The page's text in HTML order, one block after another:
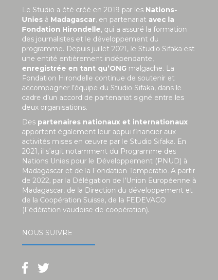
Le Studio a été créé en 2019 par les Nations-
Unies à Madagascar, en partenariat avec la
Fondation Hirondelle, qui a assuré la formation
des journalistes et le développement du
programme. Depuis juillet 2021, le Studio Sifaka est
une entité entièrement indépendante,
enregistrée en tant qu’ONG malgache. La
Fondation Hirondelle continue de soutenir et
accompagner l’équipe du Studio Sifaka, dans le
cadre d’un accord de partenariat signé entre les
deux organisations.
Des partenaires nationaux et internationaux
apportent également leur appui financier aux
activités mises en œuvre par le Studio Sifaka. En
2021, il s’agit notamment du Programme des
Nations Unies pour le Développement (PNUD) à
Madagascar et de la Fondation Temperatio. A partir
de 2022, par la Délégation de l’Union Européenne à
Madagascar, de la Direction du développement et
de la Coopération Suisse, de la FEDEVACO
(Fédération vaudoise de coopération).
NOUS SUIVRE